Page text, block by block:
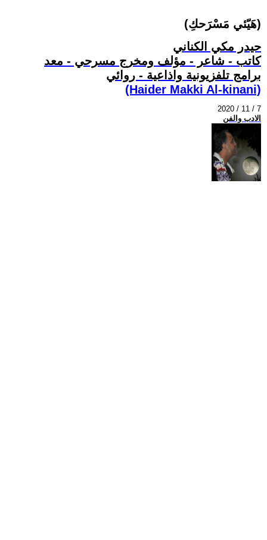
حيدر مكي الكناني
كاتب - شاعر - مؤلف ومخرج مسرحي - معد
برامج تلفزيونية واذاعية - روائي
(Haider Makki Al-kinani)
2020 / 11 / 7
الادب والفن